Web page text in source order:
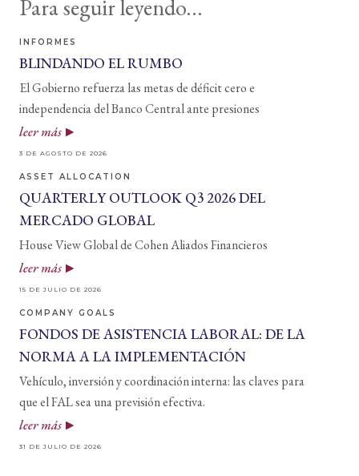
Para seguir leyendo...
INFORMES
BLINDANDO EL RUMBO
El Gobierno refuerza las metas de déficit cero e
independencia del Banco Central ante presiones
leer más
3 DE AGOSTO DE 2026
ASSET ALLOCATION
QUARTERLY OUTLOOK Q3 2026 DEL
MERCADO GLOBAL
House View Global de Cohen Aliados Financieros
leer más
15 DE JULIO DE 2026
COMPANY GOALS
FONDOS DE ASISTENCIA LABORAL: DE LA
NORMA A LA IMPLEMENTACIÓN
Vehículo, inversión y coordinación interna: las claves para
que el FAL sea una previsión efectiva.
leer más
31 DE JULIO DE 2026